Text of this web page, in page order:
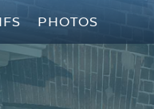
PHOTOS